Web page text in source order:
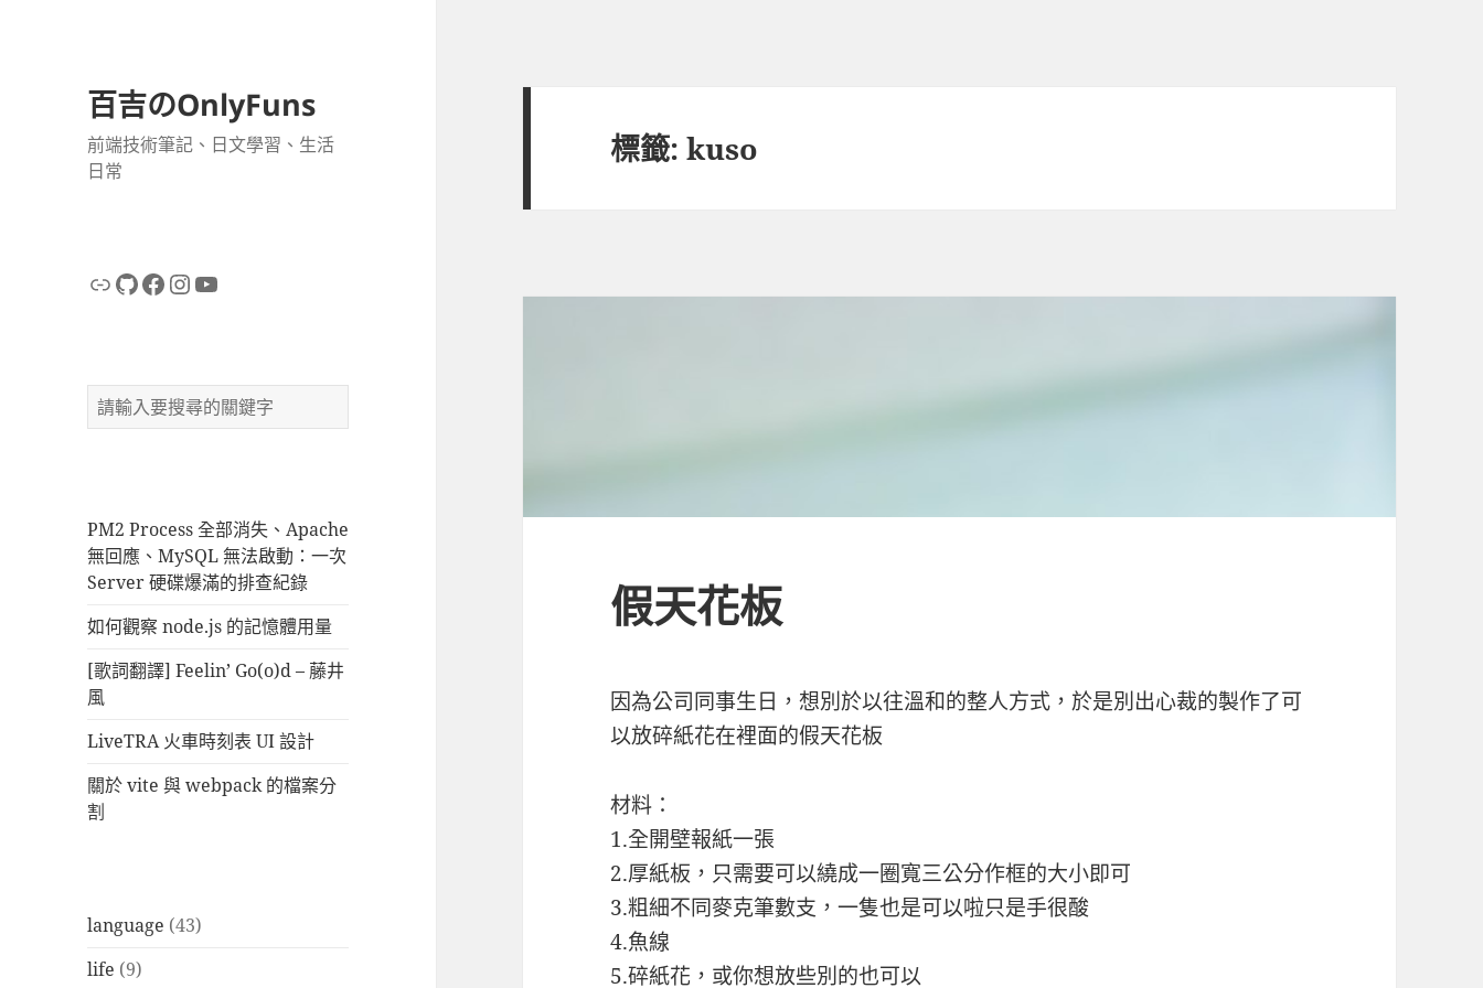
百吉のOnlyFuns
前端技術筆記、日文學習、生活
日常
連結GitHub
Facebook
Instagram
YouTube
搜
尋
PM2 Process 全部消失、Apache
無回應、MySQL 無法啟動：一次
Server 硬碟爆滿的排查紀錄
如何觀察 node.js 的記憶體用量
[歌詞翻譯] Feelin’ Go(o)d – 藤井
風
LiveTRA 火車時刻表 UI 設計
關於 vite 與 webpack 的檔案分
割
language (43)
life (9)
標籤:kuso
假天花板
因為公司同事生日，想別於以往溫和的整人方式，於是別出心裁的製作了可
以放碎紙花在裡面的假天花板
材料：
1.全開壁報紙一張
2.厚紙板，只需要可以繞成一圈寬三公分作框的大小即可
3.粗細不同麥克筆數支，一隻也是可以啦只是手很酸
4.魚線
5.碎紙花，或你想放些別的也可以